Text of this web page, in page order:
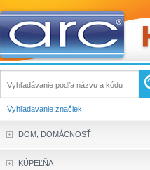
Vyhľadavanie značiek
DOM, DOMÁCNOSŤ
KÚPEĽŇA